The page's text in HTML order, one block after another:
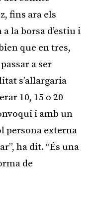
fins ara els
la borsa d’estiu i
que en tres,
a ser
s’allargaria
10, 15 o 20
i amb un
persona externa
ha dit. “És una
de